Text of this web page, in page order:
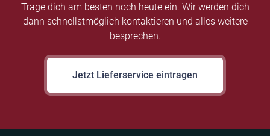
Trage dich am besten noch heute ein. Wir werden dich
dann schnellstmöglich kontaktieren und alles weitere
besprechen.
Jetzt Lieferservice eintragen